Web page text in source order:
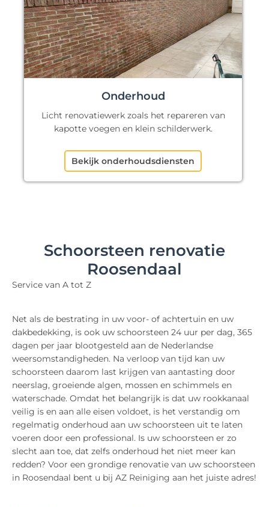
Onderhoud
Licht renovatiewerk zoals het repareren van
kapotte voegen en klein schilderwerk.
Bekijk onderhoudsdiensten
Schoorsteen renovatie
Roosendaal
Service van A tot Z
Net als de bestrating in uw voor- of achtertuin en uw
dakbedekking, is ook uw schoorsteen 24 uur per dag, 365
dagen per jaar blootgesteld aan de Nederlandse
weersomstandigheden. Na verloop van tijd kan uw
schoorsteen daarom last krijgen van aantasting door
neerslag, groeiende algen, mossen en schimmels en
waterschade. Omdat het belangrijk is dat uw rookkanaal
veilig is en aan alle eisen voldoet, is het verstandig om
regelmatig onderhoud aan uw schoorsteen uit te laten
voeren door een professional. Is uw schoorsteen er zo
slecht aan toe, dat zelfs onderhoud het niet meer kan
redden? Voor een grondige renovatie van uw schoorsteen
in Roosendaal bent u bij AZ Reiniging aan het juiste adres!